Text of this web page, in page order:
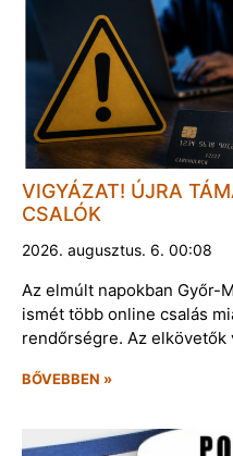
VIGYÁZAT! ÚJRA
CSALÓK
2026. augusztus. 6. 00:08
Az elmúlt napokban Győr-
ismét több online csalás
rendőrségre. Az
BŐVEBBEN »